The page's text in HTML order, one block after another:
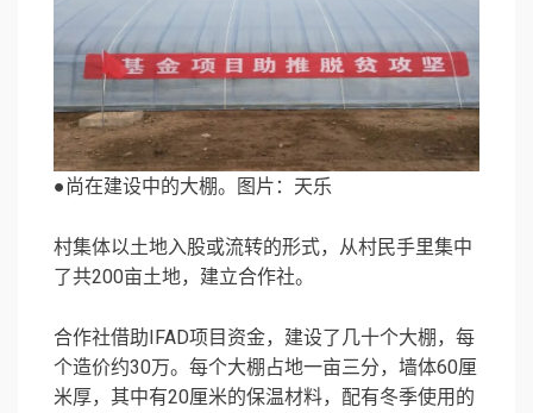
●尚在建设中的大棚。图片：天乐
村集体以土地入股或流转的形式，从村民手里集中
了共200亩土地，建立合作社。
合作社借助IFAD项目资金，建设了几十个大棚，每
个造价约30万。每个大棚占地一亩三分，墙体60厘
米厚，其中有20厘米的保温材料，配有冬季使用的